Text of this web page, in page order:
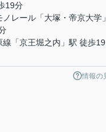
19分
ノレール 「大塚・帝京大学 」
線 「京王堀之内 」駅 徒歩19
情報の